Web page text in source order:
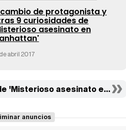
cambio de protagonista y
9 curiosidades de
asesinato en
abril 2017
'Misterioso asesinato en
anuncios